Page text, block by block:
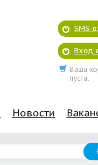
SMS-
Вход
Ваша
пуста.
Новости